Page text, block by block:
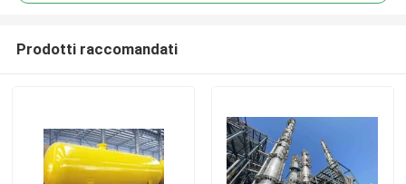
Prodotti raccomandati